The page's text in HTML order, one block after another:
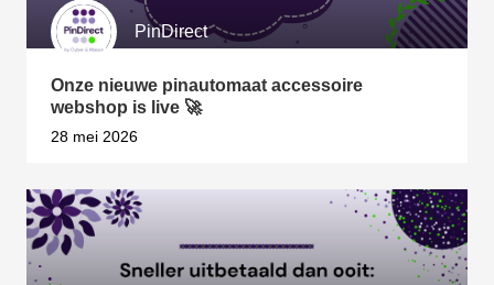
PinDirect
Onze nieuwe pinautomaat accessoire
webshop is live 🚀
28 mei 2026